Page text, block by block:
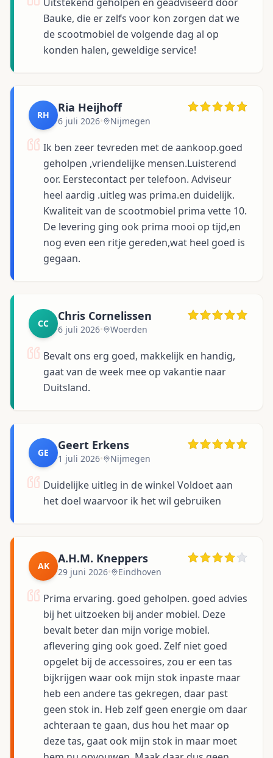
Bauke, die er zelfs voor kon zorgen dat we
de scootmobiel de volgende dag al op
konden halen, geweldige service!
RH
Ria Heijhoff
6 juli 2026• Nijmegen
Ik ben zeer tevreden met de aankoop.goed
geholpen ,vriendelijke mensen.Luisterend
oor. Eerstecontact per telefoon. Adviseur
heel aardig .uitleg was prima.en duidelijk.
Kwaliteit van de scootmobiel prima vette 10.
De levering ging ook prima mooi op tijd,en
nog even een ritje gereden,wat heel goed is
gegaan.
CC
Chris Cornelissen
6 juli 2026• Woerden
Bevalt ons erg goed, makkelijk en handig,
gaat van de week mee op vakantie naar
Duitsland.
GE
Geert Erkens
1 juli 2026• Nijmegen
Duidelijke uitleg in de winkel Voldoet aan
het doel waarvoor ik het wil gebruiken
AK
A.H.M. Kneppers
29 juni 2026• Eindhoven
Prima ervaring. goed geholpen. goed advies
bij het uitzoeken bij ander mobiel. Deze
bevalt beter dan mijn vorige mobiel.
aflevering ging ook goed. Zelf niet goed
opgelet bij de accessoires, zou er een tas
bijkrijgen waar ook mijn stok inpaste maar
heb een andere tas gekregen, daar past
geen stok in. Heb zelf geen energie om daar
achteraan te gaan, dus hou het maar op
deze tas, gaat ook mijn stok in maar moet